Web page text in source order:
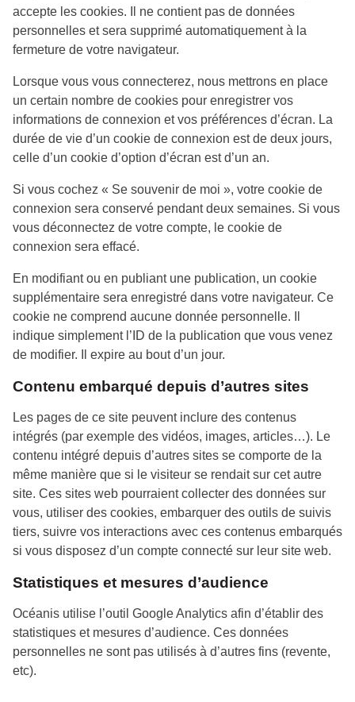
accepte les cookies. Il ne contient pas de données
personnelles et sera supprimé automatiquement à la
fermeture de votre navigateur.
Lorsque vous vous connecterez, nous mettrons en place
un certain nombre de cookies pour enregistrer vos
informations de connexion et vos préférences d’écran. La
durée de vie d’un cookie de connexion est de deux jours,
celle d’un cookie d’option d’écran est d’un an.
Si vous cochez « Se souvenir de moi », votre cookie de
connexion sera conservé pendant deux semaines. Si vous
vous déconnectez de votre compte, le cookie de
connexion sera effacé.
En modifiant ou en publiant une publication, un cookie
supplémentaire sera enregistré dans votre navigateur. Ce
cookie ne comprend aucune donnée personnelle. Il
indique simplement l’ID de la publication que vous venez
de modifier. Il expire au bout d’un jour.
Contenu embarqué depuis d’autres sites
Les pages de ce site peuvent inclure des contenus
intégrés (par exemple des vidéos, images, articles…). Le
contenu intégré depuis d’autres sites se comporte de la
même manière que si le visiteur se rendait sur cet autre
site. Ces sites web pourraient collecter des données sur
vous, utiliser des cookies, embarquer des outils de suivis
tiers, suivre vos interactions avec ces contenus embarqués
si vous disposez d’un compte connecté sur leur site web.
Statistiques et mesures d’audience
Océanis utilise l’outil Google Analytics afin d’établir des
statistiques et mesures d’audience. Ces données
personnelles ne sont pas utilisés à d’autres fins (revente,
etc).